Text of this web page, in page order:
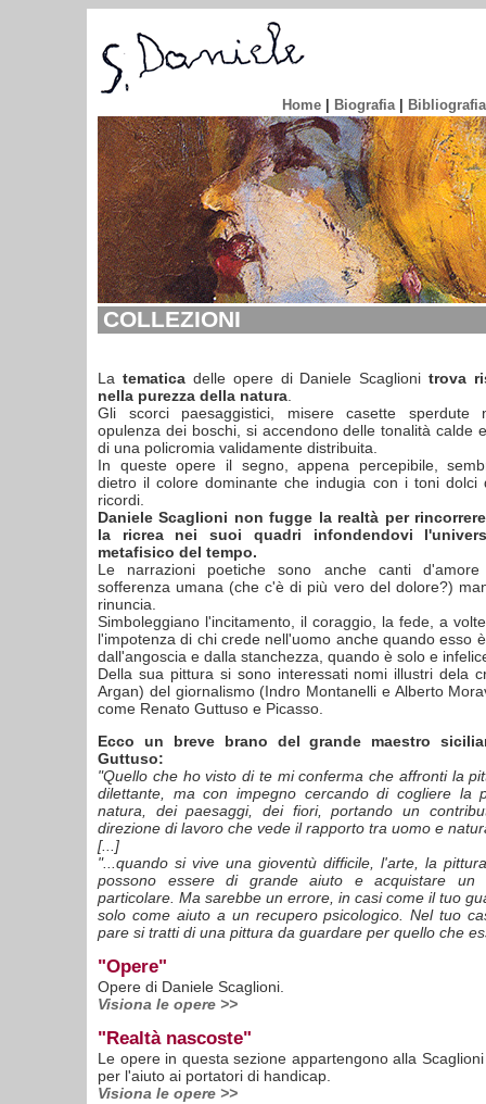
Home Biografia| Bibliografia
COLLEZIONI
La tematicadelle opere di Daniele Scaglionitrova
nella purezza della natura.
Gli scorci paesaggistici, misere casette sperdute
opulenza dei boschi, si accendono delle tonalità calde
di una policromia validamente distribuita.
In queste opere il segno, appena percepibile,
dietro il colore dominante che indugia con i toni dolci
ricordi.
Daniele Scaglioni non fugge la realtà per
la ricrea nei suoi quadri infondendovi
metafisico del tempo.
Le narrazioni poetiche sono anche canti
sofferenza umana (che c'è di più vero del dolore?)
rinuncia.
Simboleggiano l'incitamento, il coraggio, la fede, a
l'impotenza di chi crede nell'uomo anche quando esso
dall'angoscia e dalla stanchezza, quando è solo e
Della sua pittura si sono interessati nomi illustri dela
Argan) del giornalismo (Indro Montanelli e Alberto
come Renato Guttuso e Picasso.
Ecco un breve brano del grande maestro
Guttuso:
"Quello che ho visto di te mi conferma che affronti la
dilettante, ma con impegno cercando di cogliere la
natura, dei paesaggi, dei fiori, portando un
direzione di lavoro che vede il rapporto tra uomo e
[...]
"...quando si vive una gioventù difficile, l'arte, la
possono essere di grande aiuto e acquistare un
particolare. Ma sarebbe un errore, in casi come il tuo
solo come aiuto a un recupero psicologico. Nel tuo
pare si tratti di una pittura da guardare per quello che
"Opere"
Opere di Daniele Scaglioni.
Visiona le opere >>
"Realtà nascoste"
Le opere in questa sezione appartengono alla
per l'aiuto ai portatori di handicap.
Visiona le opere >>